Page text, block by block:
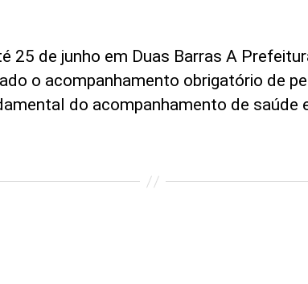
de junho em Duas Barras A
o acompanhamento obrigatório de
do acompanhamento de saúde